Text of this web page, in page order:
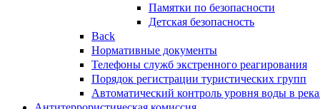
Памятки по безопасности
Детская безопасность
Back
Нормативные документы
Телефоны служб экстренного реагирования
Порядок регистрации туристических групп
Автоматический контроль уровня воды в